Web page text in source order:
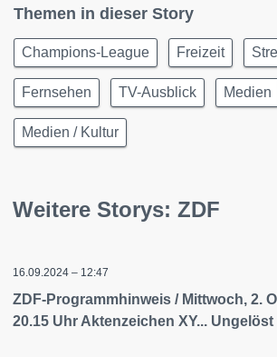
Themen in dieser Story
Champions-League Freizeit
Fernsehen TV-Ausblick Medien
Medien / Kultur
Weitere Storys: ZDF
16.09.2024 – 12:47
ZDF-Programmhinweis / Mittwoch, 2.
20.15 Uhr Aktenzeichen XY... Ungelöst